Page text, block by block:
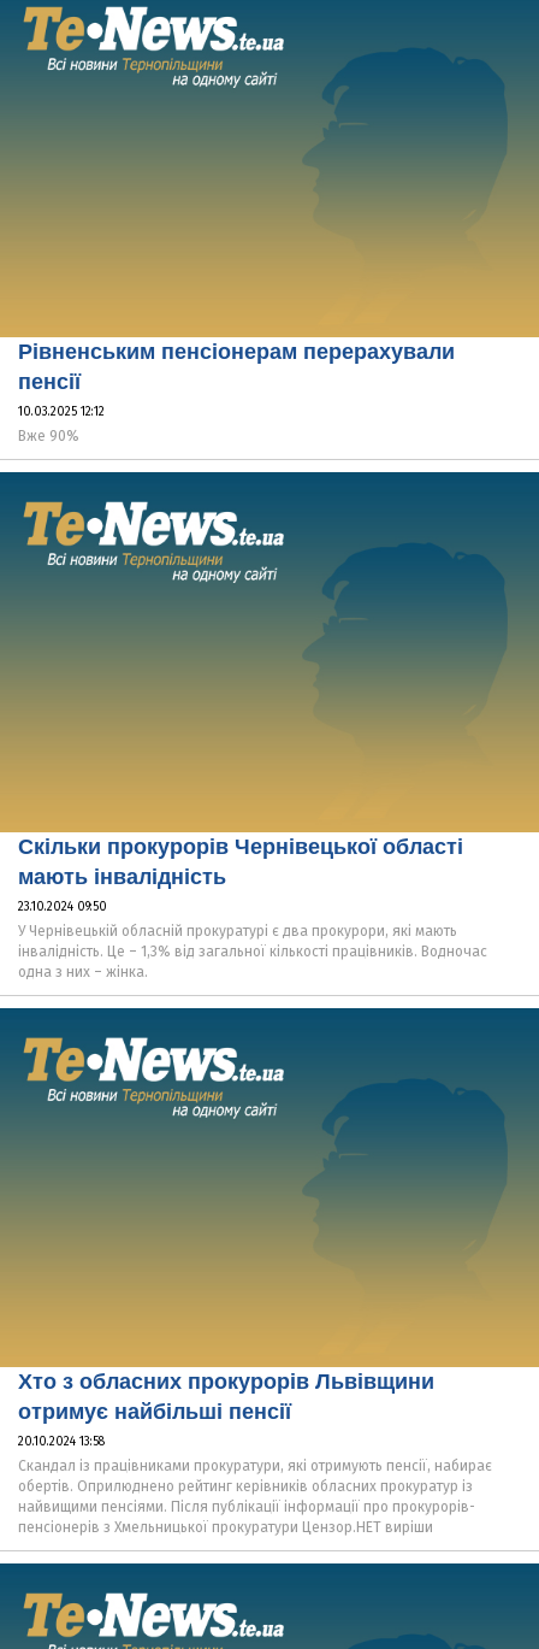
Рівненським пенсіонерам перерахували
пенсії
10.03.2025 12:12
Вже 90%
Скільки прокурорів Чернівецької області
мають інвалідність
23.10.2024 09:50
У Чернівецькій обласній прокуратурі є два прокурори, які мають
інвалідність. Це – 1,3% від загальної кількості працівників. Водночас
одна з них – жінка.
Хто з обласних прокурорів Львівщини
отримує найбільші пенсії
20.10.2024 13:58
Скандал із працівниками прокуратури, які отримують пенсії, набирає
обертів. Оприлюднено рейтинг керівників обласних прокуратур із
найвищими пенсіями. Після публікації інформації про прокурорів-
пенсіонерів з Хмельницької прокуратури Цензор.НЕТ виріши